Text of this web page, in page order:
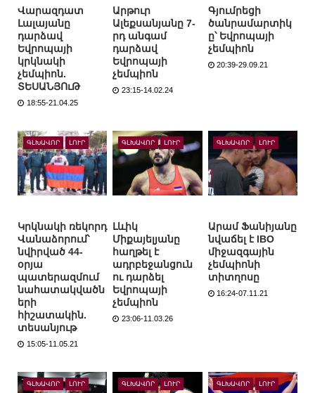
Վարազդատ
Լալայանը
դարձավ
Եվրոպայի
կրկնակի
չեմպիոն.
ՏԵՍԱՆՅՈւԹ
18:55-21.04.25
Արթուր
Ալեքսանյանը 7-
րդ անգամ
դարձավ
Եվրոպայի
չեմպիոն
23:15-14.02.24
Գյումրեցի
ծանրամարտիկ
ը՝ Եվրոպայի
չեմպիոն
20:39-29.09.21
ԳԼԽԱՎՈՐ ԼՈՒՐ
Կրկնակի ռեկորդ
Վանաձորում՝
նվիրված 44-
օրյա
պատերազմում
նահատակվածն
երի
հիշատակին.
տեսանյութ
15:05-11.05.21
ԳԼԽԱՎՈՐ ԼՈՒՐ
Լևիկ
Միքայելյանը
հաղթել է
ադրբեջանցուն
ու դարձել
Եվրոպայի
չեմպիոն
23:06-11.03.26
ԳԼԽԱՎՈՐ ԼՈՒՐ
Արամ Ֆանիյանը
նվաճել է IBO
միջազգային
չեմպիոնի
տիտղոսը
16:24-07.11.21
ԳԼԽԱՎՈՐ ԼՈՒՐ ԳԼԽԱՎՈՐ ԼՈՒՐ ԳԼԽԱՎՈՐ ԼՈՒՐ